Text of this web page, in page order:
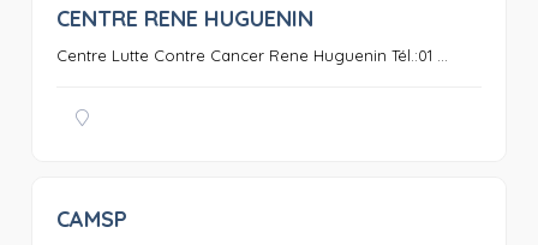
CENTRE RENE HUGUENIN
Centre Lutte Contre Cancer Rene Huguenin Tél.:01 ...
CAMSP